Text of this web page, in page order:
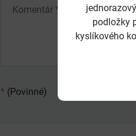
* (Povinné)
podložky
kyslíkového